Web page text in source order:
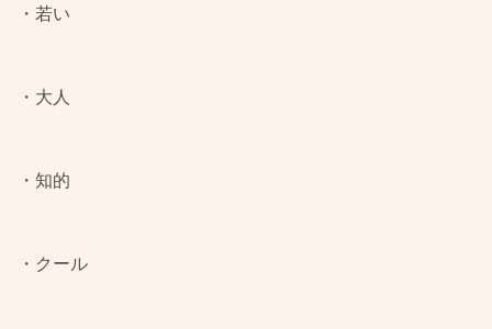
・若い
・大人
・知的
・クール